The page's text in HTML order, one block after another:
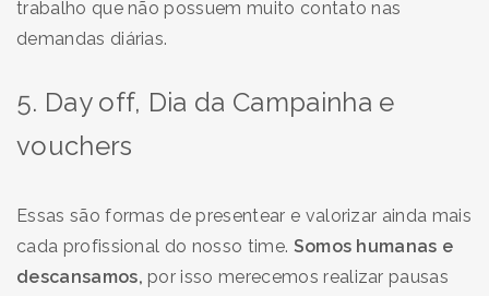
trabalho que não possuem muito contato nas
demandas diárias.
5. Day off, Dia da Campainha e
vouchers
Essas são formas de presentear e valorizar ainda mais
cada profissional do nosso time. Somos humanas e
descansamos, por isso merecemos realizar pausas